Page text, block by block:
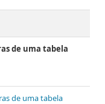
de uma tabela
de uma tabela